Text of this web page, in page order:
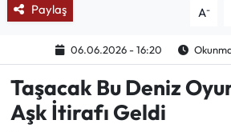
Paylaş A-
06.06.2026 - 16:20
Taşacak Bu Deniz
Aşk İtirafı Geldi
ASTROLOJİ
Spor Yazıları
Mektup Galeri